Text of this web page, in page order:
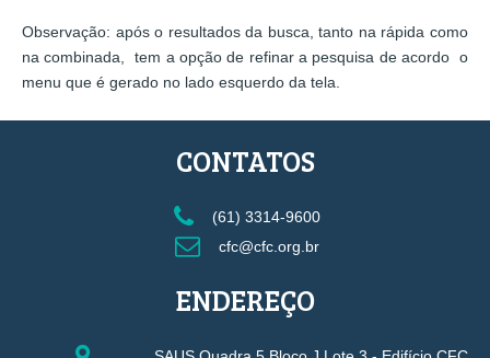
Observação: após o resultados da busca, tanto na rápida como
na combinada, tem a opção de refinar a pesquisa de acordo o
menu que é gerado no lado esquerdo da tela.
CONTATOS
(61) 3314-9600
cfc@cfc.org.br
ENDEREÇO